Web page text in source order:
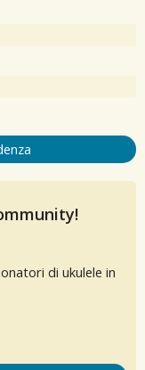
di ukulele in